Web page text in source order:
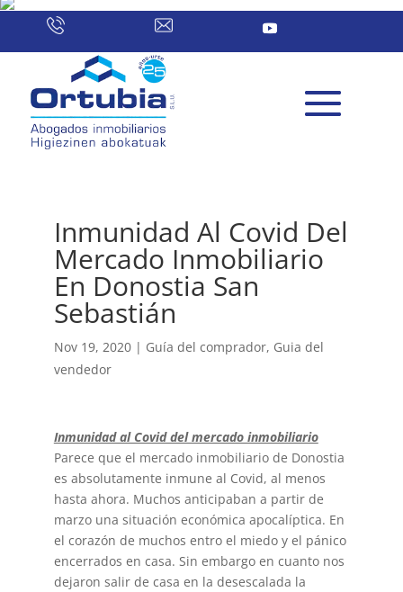
Inmunidad Al Covid Del
Mercado Inmobiliario
En Donostia San
Sebastián
Nov 19, 2020| Guía del comprador, Guia del
vendedor
Inmunidad al Covid del mercado inmobiliario
Parece que el mercado inmobiliario de Donostia
es absolutamente inmune al Covid, al menos
hasta ahora. Muchos anticipaban a partir de
marzo una situación económica apocalíptica. En
el corazón de muchos entro el miedo y el pánico
encerrados en casa. Sin embargo en cuanto nos
dejaron salir de casa en la desescalada la